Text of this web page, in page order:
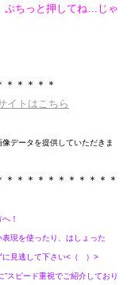
ぷちっと 押してね…じゃ
＊＊＊＊
イトはこちら
データを提供していただきま
＊＊＊＊＊＊＊＊＊＊
！
現を使ったり、はしょった
に見逃して下さい<（ ）>
ピード重視でご紹介しており